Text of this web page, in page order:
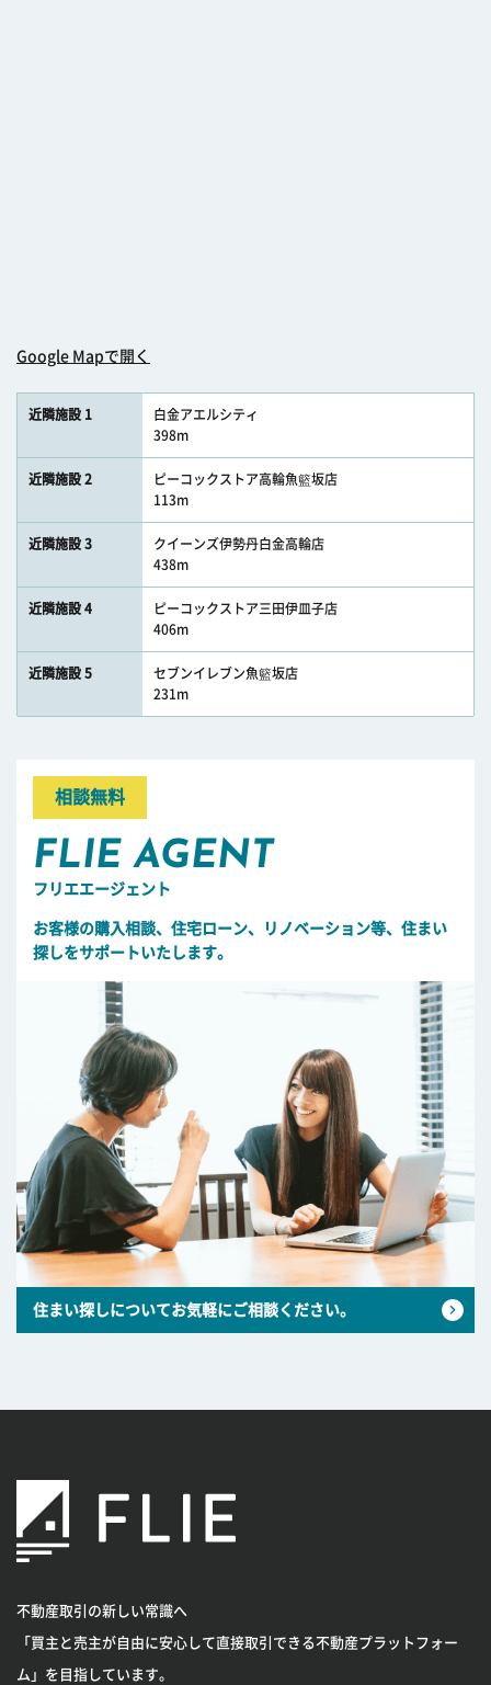
Google Mapで開く
近隣施設 1
白金アエルシティ
398m
近隣施設 2
ピーコックストア高輪魚籃坂店
113m
近隣施設 3
クイーンズ伊勢丹白金高輪店
438m
近隣施設 4
ピーコックストア三田伊皿子店
406m
近隣施設 5
セブンイレブン魚籃坂店
231m
相談無料
FLIE AGENT
フリエエージェント
お客様の購入相談、住宅ローン、リノベーション等、住まい
探しをサポートいたします。
住まい探しについてお気軽にご相談ください。
不動産取引の新しい常識へ
「買主と売主が自由に安心して直接取引できる不動産プラットフォー
ム」を目指しています。